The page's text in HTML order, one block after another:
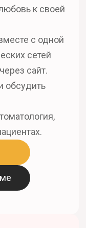
к своей
с одной
сетей
сайт.
обсудить